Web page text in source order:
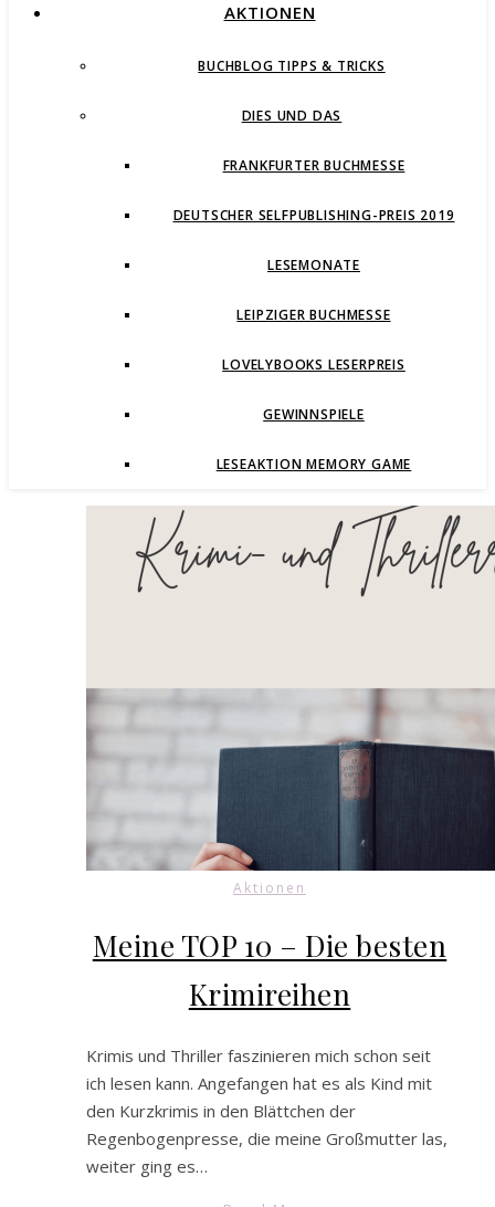
AKTIONEN
BUCHBLOG TIPPS & TRICKS
DIES UND DAS
FRANKFURTER BUCHMESSE
DEUTSCHER SELFPUBLISHING-PREIS 2019
LESEMONATE
LEIPZIGER BUCHMESSE
LOVELYBOOKS LESERPREIS
GEWINNSPIELE
LESEAKTION MEMORY GAME
Aktionen
Meine TOP 10 – Die besten
Krimireihen
Krimis und Thriller faszinieren mich schon seit
ich lesen kann. Angefangen hat es als Kind mit
den Kurzkrimis in den Blättchen der
Regenbogenpresse, die meine Großmutter las,
weiter ging es…